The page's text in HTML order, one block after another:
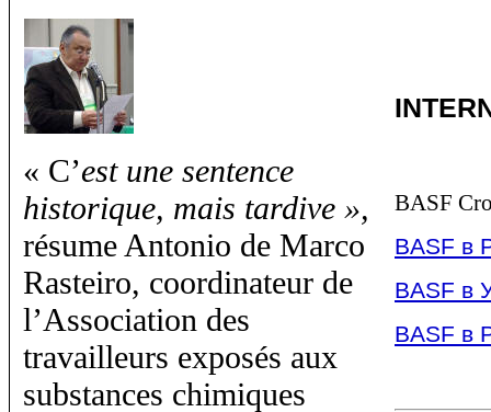
« C’est une sentence
historique, mais tardive »,
résume Antonio de Marco
Rasteiro, coordinateur de
l’Association des
travailleurs exposés aux
substances chimiques
BASF
BASF в
BASF в
BASF в